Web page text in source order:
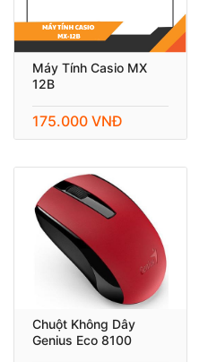
Máy Tính Casio MX
12B
175.000 VNĐ
Chuột Không Dây
Genius Eco 8100